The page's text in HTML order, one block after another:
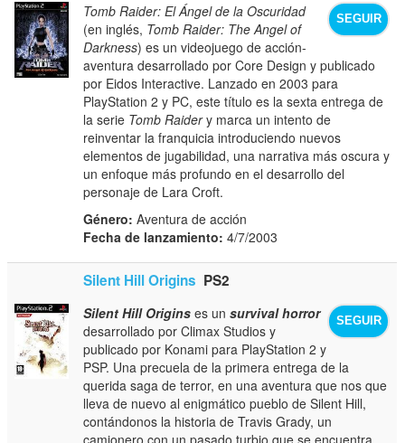
SEGUIR
Tomb Raider: El Ángel de la Oscuridad
(en inglés, Tomb Raider: The Angel of
Darkness) es un videojuego de acción-
aventura desarrollado por Core Design y publicado
por Eidos Interactive. Lanzado en 2003 para
PlayStation 2 y PC, este título es la sexta entrega de
la serie Tomb Raidery marca un intento de
reinventar la franquicia introduciendo nuevos
elementos de jugabilidad, una narrativa más oscura y
un enfoque más profundo en el desarrollo del
personaje de Lara Croft.
Género: Aventura de acción
Fecha de lanzamiento: 4/7/2003
Silent Hill Origins PS2
SEGUIR
Silent Hill Origins es unsurvival horror
desarrollado por Climax Studios y
publicado por Konami para PlayStation 2 y
PSP. Una precuela de la primera entrega de la
querida saga de terror, en una aventura que nos que
lleva de nuevo al enigmático pueblo de Silent Hill,
contándonos la historia de Travis Grady, un
camionero con un pasado turbio que se encuentra